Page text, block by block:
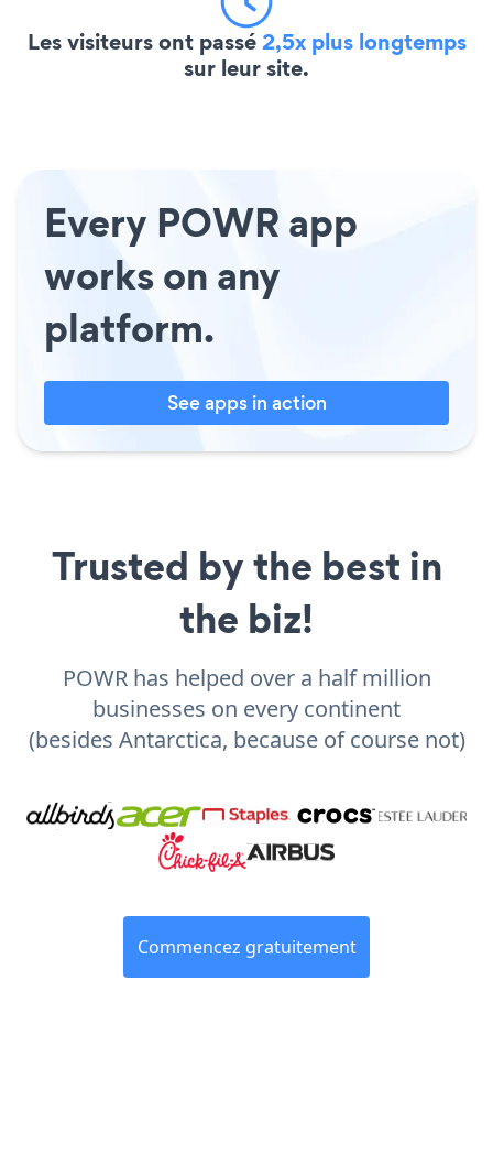
Les visiteurs ont passé2,5x plus longtemps
sur leur site.
Every POWR app
works on any
platform.
See apps in action
Trusted by the best in
the biz!
POWR has helped over a half million
businesses on every continent
(besides Antarctica, because of course not)
Commencez gratuitement